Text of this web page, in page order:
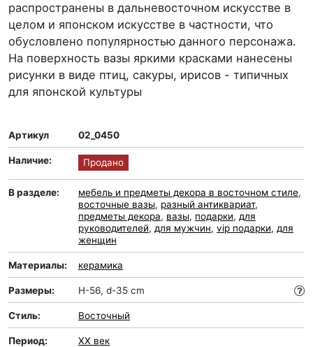
распространены в дальневосточном искусстве в
целом и японском искусстве в частности, что
обусловлено популярностью данного персонажа.
На поверхность вазы яркими красками нанесены
рисунки в виде птиц, сакуры, ирисов - типичных
для японской культуры
Артикул 02_0450
Наличие: Продано
В разделе: мебель и предметы декора в восточном стиле,
восточные вазы, разный антиквариат,
предметы декора, вазы, подарки, для
руководителей, для мужчин, vip подарки, для
женщин
Материалы: керамика
Размеры: H-56, d-35 cm
Стиль: Восточный
Период: XX век